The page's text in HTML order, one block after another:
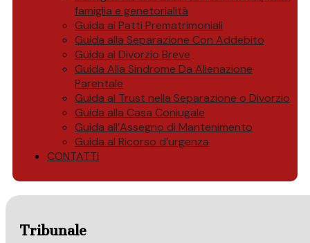
famiglia e genetorialità
Guida ai Patti Prematrimoniali
Guida alla Separazione Con Addebito
Guida al Divorzio Breve
Guida Alla Sindrome Da Alienazione
Parentale
Guida al Trust nella Separazione o Divorzio
Guida alla Casa Coniugale
Guida all’Assegno di Mantenimento
Guida al Ricorso d’urgenza
CONTATTI
Tribunale